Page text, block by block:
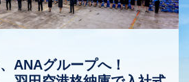
ANAグループへ！